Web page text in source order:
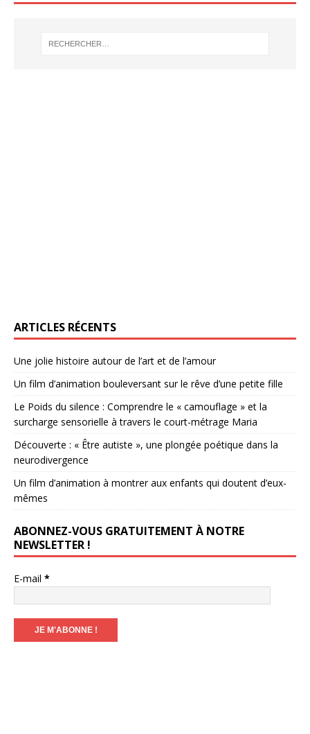
ARTICLES RÉCENTS
Une jolie histoire autour de l’art et de l’amour
Un film d’animation bouleversant sur le rêve d’une petite fille
Le Poids du silence : Comprendre le « camouflage » et la
surcharge sensorielle à travers le court-métrage Maria
Découverte : « Être autiste », une plongée poétique dans la
neurodivergence
Un film d’animation à montrer aux enfants qui doutent d’eux-
mêmes
ABONNEZ-VOUS GRATUITEMENT À NOTRE
NEWSLETTER !
E-mail *